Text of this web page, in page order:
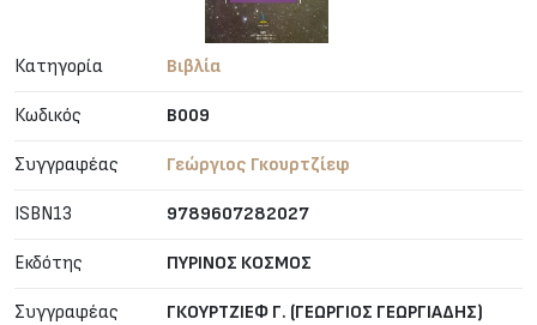
Κατηγορία Βιβλία
Κωδικός B009
Συγγραφέας Γεώργιος Γκουρτζίεφ
ISBN13 9789607282027
Εκδότης ΠΥΡΙΝΟΣ ΚΟΣΜΟΣ
Συγγραφέας ΓΚΟΥΡΤΖΙΕΦ Γ. (ΓΕΩΡΓΙΟΣ ΓΕΩΡΓΙΑΔΗΣ)